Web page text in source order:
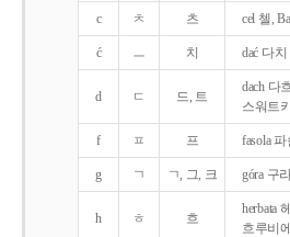
c ㅊ 츠 cel 첼,
ć ㅡ 치 dać 다치
d ㄷ 드, 트
dach 다
스워트
f ㅍ 프 fasola
g ㄱ ㄱ, 그, 크 góra 구
h ㅎ 흐
herbata
흐루비